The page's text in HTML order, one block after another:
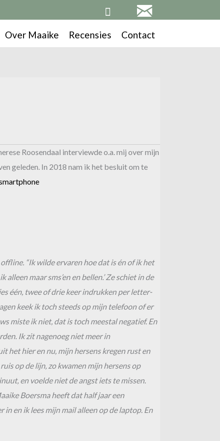
Over Maaike Recensies Contact
Roosendaal interviewde o.a. mij over mijn
geleden. In 2018 nam ik het besluit om te
“Ik wilde ervaren hoe dat is én of ik het
maar sms’en en bellen.’ Ze schiet in de
één, twee of drie keer indrukken per letter-
keek ik toch steeds op mijn telefoon of er
miste ik niet, dat is toch meestal negatief. En
Ik zit nagenoeg niet meer in
het hier en nu, mijn hersens kregen rust en
op de lijn, zo kwamen mijn hersens op
en voelde niet de angst iets te missen.
Boersma heeft dat half jaar een
in en ik lees mijn mail alleen op de laptop. En